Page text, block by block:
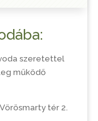
szeretettel
működő
tér 2.